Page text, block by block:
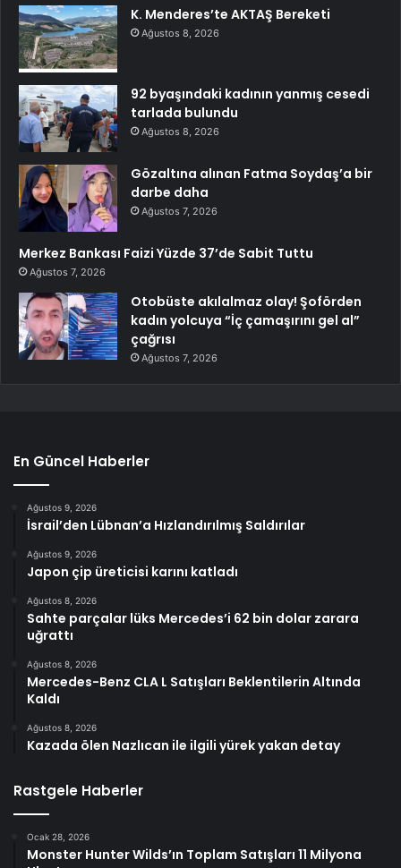
K. Menderes’te AKTAŞ Bereketi
Ağustos 8, 2026
92 byaşındaki kadının yanmış cesedi
tarlada bulundu
Ağustos 8, 2026
Gözaltına alınan Fatma Soydaş’a bir
darbe daha
Ağustos 7, 2026
Merkez Bankası Faizi Yüzde 37’de Sabit Tuttu
Ağustos 7, 2026
Otobüste akılalmaz olay! Şoförden
kadın yolcuya “İç çamaşırını gel al”
çağrısı
Ağustos 7, 2026
En Güncel Haberler
Ağustos 9, 2026
İsrail’den Lübnan’a Hızlandırılmış Saldırılar
Ağustos 9, 2026
Japon çip üreticisi karını katladı
Ağustos 8, 2026
Sahte parçalar lüks Mercedes’i 62 bin dolar zarara
uğrattı
Ağustos 8, 2026
Mercedes-Benz CLA L Satışları Beklentilerin Altında
Kaldı
Ağustos 8, 2026
Kazada ölen Nazlıcan ile ilgili yürek yakan detay
Rastgele Haberler
Ocak 28, 2026
Monster Hunter Wilds’ın Toplam Satışları 11 Milyona